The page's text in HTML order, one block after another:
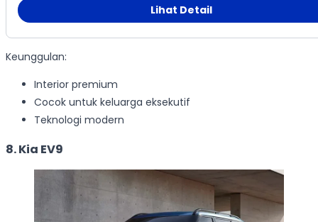
Lihat Detail
Keunggulan:
Interior premium
Cocok untuk keluarga eksekutif
Teknologi modern
8. Kia EV9